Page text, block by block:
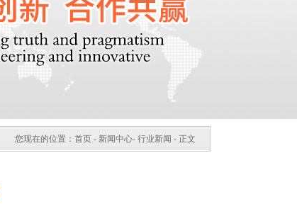
您现在的位置： 首页 - 新闻中心- 行业新闻 - 正文